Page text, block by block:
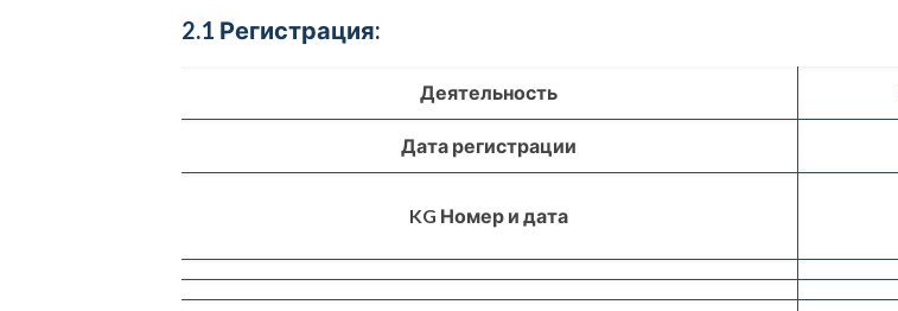
2.1 Регистрация:
Деятельность
Дата регистрации
KG Номер и дата